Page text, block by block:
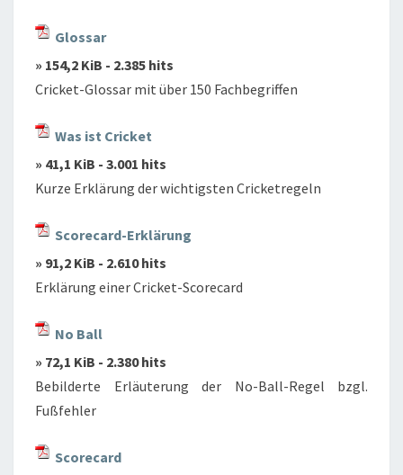
Glossar
» 154,2 KiB - 2.385 hits
Cricket-Glossar mit über 150 Fachbegriffen
Was ist Cricket
» 41,1 KiB - 3.001 hits
Kurze Erklärung der wichtigsten Cricketregeln
Scorecard-Erklärung
» 91,2 KiB - 2.610 hits
Erklärung einer Cricket-Scorecard
No Ball
» 72,1 KiB - 2.380 hits
Bebilderte Erläuterung der No-Ball-Regel bzgl.
Fußfehler
Scorecard